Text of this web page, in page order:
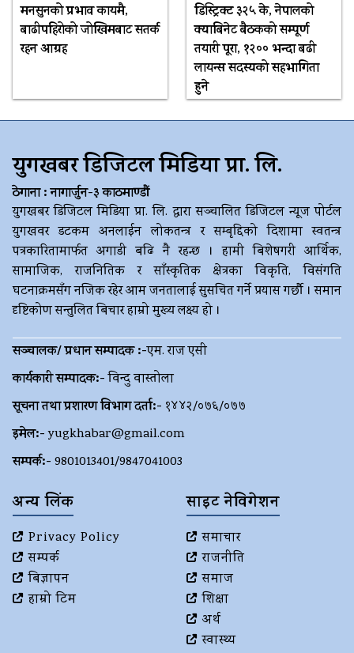
मनसुनको प्रभाव कायमै,
बाढीपहिरोको जोखिमबाट सतर्क
रहन आग्रह
डिस्ट्रिक्ट ३२५ के, नेपालको
क्याबिनेट बैठकको सम्पूर्ण
तयारी पूरा, १२०० भन्दा बढी
लायन्स सदस्यको सहभागिता
हुने
युगखबर डिजिटल मिडिया प्रा. लि.
ठेगाना : नागार्जुन-३ काठमाण्डौं
युगखबर डिजिटल मिडिया प्रा. लि. द्धारा सञ्चालित डिजिटल न्यूज पोर्टल
युगखवर डटकम अनलाईन लोकतन्त्र र सम्बृद्दिको दिशामा स्वतन्त्र
पत्रकारितामार्फत अगाडी बढि नै रहन्छ । हामी बिशेषगरी आर्थिक,
सामाजिक, राजनितिक र साँस्कृतिक क्षेत्रका विकृति, विसंगति
घटनाक्रमसँग नजिक रहेर आम जनतालाई सुसचित गर्ने प्रयास गर्छौ । समान
दृष्टिकोण सन्तुलित बिचार हाम्रो मुख्य लक्ष्य हो ।
सञ्चालक/ प्रधान सम्पादक :-एम. राज एसी
कार्यकारी सम्पादक:-विन्दु वास्तोला
सूचना तथा प्रशारण विभाग दर्ता:- १४४२/०७६/०७७
इमेल:- yugkhabar@gmail.com
सम्पर्क:- 9801013401/9847041003
अन्य लिंक
Privacy Policy
सम्पर्क
बिज्ञापन
हाम्रो टिम
साइट नेविगेशन
समाचार
राजनीति
समाज
शिक्षा
अर्थ
स्वास्थ्य